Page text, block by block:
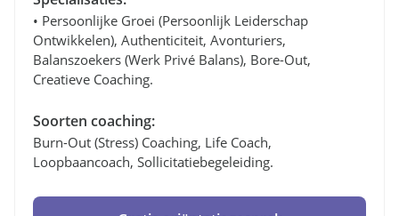
• Persoonlijke Groei (persoonlijk Leiderschap
Ontwikkelen), Authenticiteit, Avonturiers,
Balanszoekers (werk Privé Balans), Bore-Out,
Creatieve Coaching.
Soorten coaching:
Burn-Out (stress) Coaching, Life Coach,
Loopbaancoach, Sollicitatiebegeleiding.